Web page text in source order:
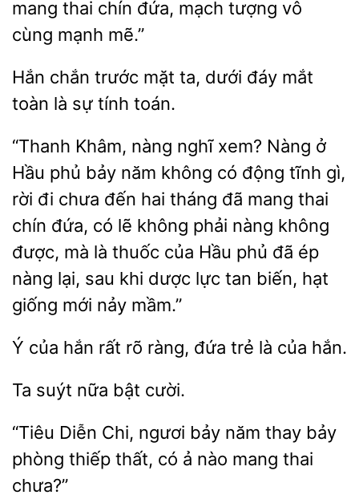
thai chín đứa, mạch tượng
cùng mạnh mẽ.”
chắn trước mặt dưới
mắt
toàn là sự tính toán.
“Thanh Khâm, nàng nghĩ xem? Nàng ở
Hầu phủ bảy năm không có động tĩnh gì,
rời đi
đến hai tháng đã mang thai
chín đứa, có lẽ không phải nàng không
được,
là thuốc của Hầu phủ đã ép
nàng lại,
khi dược lực tan biến, hạt
giống mới nảy mầm.”
hắn rất rõ ràng, trẻ là của hắn.
suýt bật
Diễn
ngươi bảy năm thay bảy
phòng thiếp thất, có ả nào mang
chưa?”